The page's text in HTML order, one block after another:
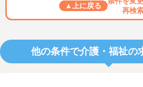
▲上に戻る
再検
他の条件で介護・福祉の